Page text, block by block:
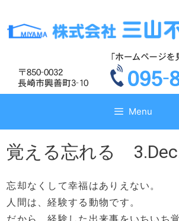
テ
ス
テ
ス
Menu
覚える忘れる
忘却なくして幸福はありえない。
人間は、経験する動物です。